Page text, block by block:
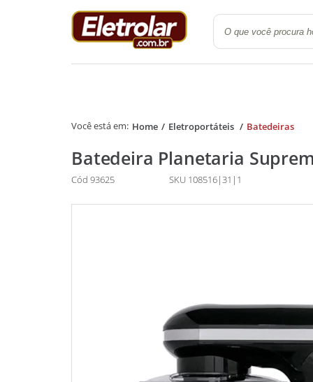
Quarto
Home Eletroportáteis Batedeiras
Batedeira Planetaria
Cód 93625 SKU 108516|31|1